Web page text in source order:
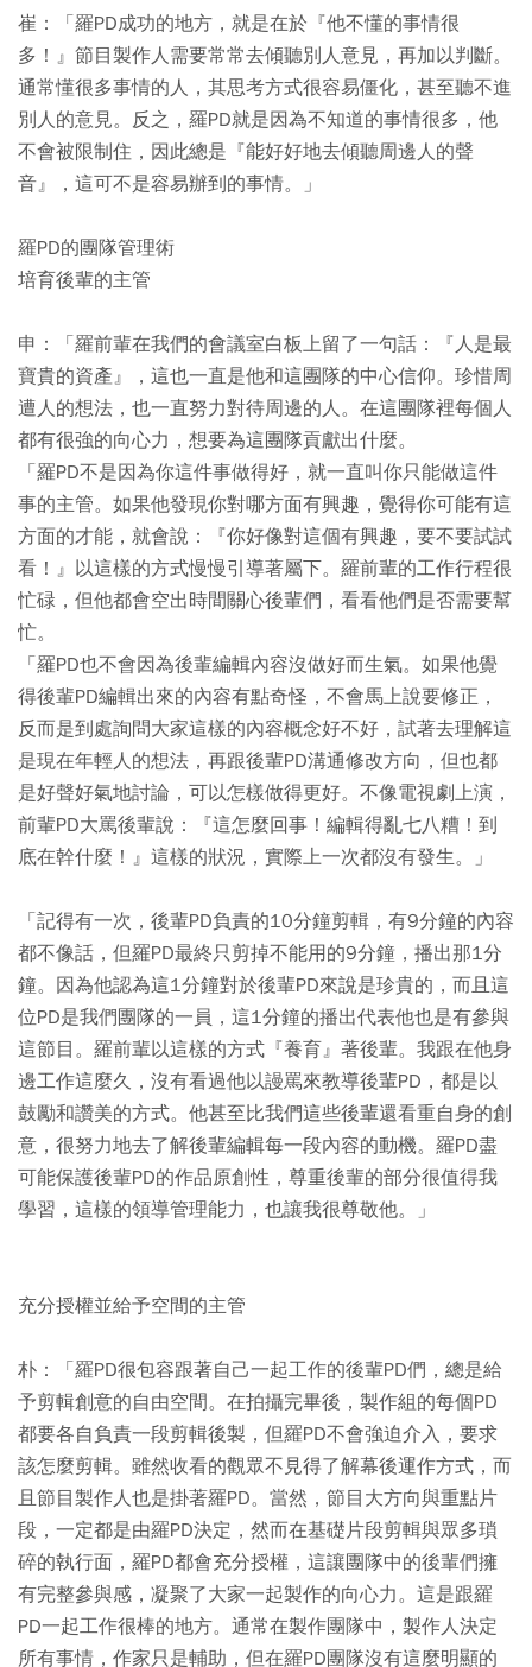
崔：「羅PD成功的地方，就是在於『他不懂的事情很
多！』節目製作人需要常常去傾聽別人意見，再加以判斷。
通常懂很多事情的人，其思考方式很容易僵化，甚至聽不進
別人的意見。反之，羅PD就是因為不知道的事情很多，他
不會被限制住，因此總是『能好好地去傾聽周邊人的聲
音』，這可不是容易辦到的事情。」
羅PD的團隊管理術
培育後輩的主管
申：「羅前輩在我們的會議室白板上留了一句話：『人是最
寶貴的資產』，這也一直是他和這團隊的中心信仰。珍惜周
遭人的想法，也一直努力對待周邊的人。在這團隊裡每個人
都有很強的向心力，想要為這團隊貢獻出什麼。
「羅PD不是因為你這件事做得好，就一直叫你只能做這件
事的主管。如果他發現你對哪方面有興趣，覺得你可能有這
方面的才能，就會說：『你好像對這個有興趣，要不要試試
看！』以這樣的方式慢慢引導著屬下。羅前輩的工作行程很
忙碌，但他都會空出時間關心後輩們，看看他們是否需要幫
忙。
「羅PD也不會因為後輩編輯內容沒做好而生氣。如果他覺
得後輩PD編輯出來的內容有點奇怪，不會馬上說要修正，
反而是到處詢問大家這樣的內容概念好不好，試著去理解這
是現在年輕人的想法，再跟後輩PD溝通修改方向，但也都
是好聲好氣地討論，可以怎樣做得更好。不像電視劇上演，
前輩PD大罵後輩說：『這怎麼回事！編輯得亂七八糟！到
底在幹什麼！』這樣的狀況，實際上一次都沒有發生。」
「記得有一次，後輩PD負責的10分鐘剪輯，有9分鐘的內容
都不像話，但羅PD最終只剪掉不能用的9分鐘，播出那1分
鐘。因為他認為這1分鐘對於後輩PD來說是珍貴的，而且這
位PD是我們團隊的一員，這1分鐘的播出代表他也是有參與
這節目。羅前輩以這樣的方式『養育』著後輩。我跟在他身
邊工作這麼久，沒有看過他以謾罵來教導後輩PD，都是以
鼓勵和讚美的方式。他甚至比我們這些後輩還看重自身的創
意，很努力地去了解後輩編輯每一段內容的動機。羅PD盡
可能保護後輩PD的作品原創性，尊重後輩的部分很值得我
學習，這樣的領導管理能力，也讓我很尊敬他。」
充分授權並給予空間的主管
朴：「羅PD很包容跟著自己一起工作的後輩PD們，總是給
予剪輯創意的自由空間。在拍攝完畢後，製作組的每個PD
都要各自負責一段剪輯後製，但羅PD不會強迫介入，要求
該怎麼剪輯。雖然收看的觀眾不見得了解幕後運作方式，而
且節目製作人也是掛著羅PD。當然，節目大方向與重點片
段，一定都是由羅PD決定，然而在基礎片段剪輯與眾多瑣
碎的執行面，羅PD都會充分授權，這讓團隊中的後輩們擁
有完整參與感，凝聚了大家一起製作的向心力。這是跟羅
PD一起工作很棒的地方。通常在製作團隊中，製作人決定
所有事情，作家只是輔助，但在羅PD團隊沒有這麼明顯的